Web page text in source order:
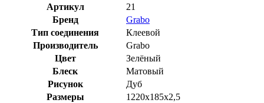
Артикул
21
Бренд
Grabo
Тип соединения
Клеевой
Производитель
Grabo
Цвет
Зелёный
Блеск
Матовый
Рисунок
Дуб
Размеры
1220x185x2,5